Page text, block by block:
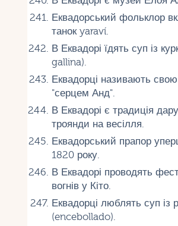
Еквадорський фольклор
танок yaraví.
В Еквадорі їдять суп із
gallina).
Еквадорці називають свою
"серцем Анд".
В Еквадорі є традиція
троянди на весілля.
Еквадорський прапор
1820 року.
В Еквадорі проводять
вогнів у Кіто.
Еквадорці люблять суп із
(encebollado).